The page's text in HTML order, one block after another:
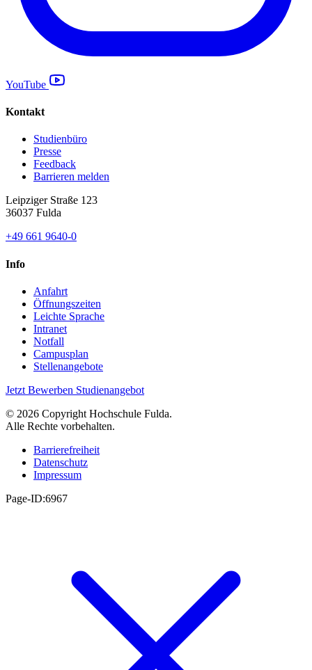
YouTube
Kontakt
Studienbüro
Presse
Feedback
Barrieren melden
Leipziger Straße 123
36037 Fulda
+49 661 9640-0
Info
Anfahrt
Öffnungszeiten
Leichte Sprache
Intranet
Notfall
Campusplan
Stellenangebote
Jetzt Bewerben Studienangebot
© 2026 Copyright Hochschule Fulda.
Alle Rechte vorbehalten.
Barrierefreiheit
Datenschutz
Impressum
Page-ID:6967